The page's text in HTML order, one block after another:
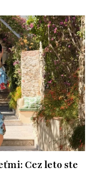
Cez leto ste